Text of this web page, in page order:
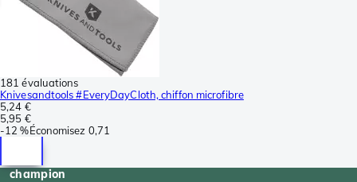
181 évaluations
Knivesandtools #EveryDayCloth, chiffon microfibre
5,24 €
5,95 €
-12 %Économisez 0,71
champion